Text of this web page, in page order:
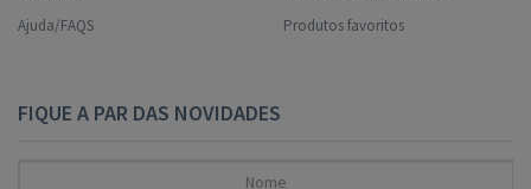
Ajuda/FAQS
Produtos favoritos
FIQUE A PAR DAS NOVIDADES